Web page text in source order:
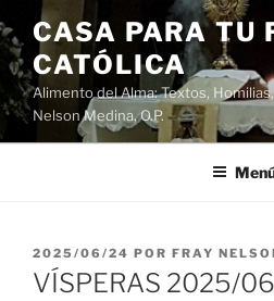
Saltar
al
contenido
CASA PARA TU
CATÓLICA
Alimento del Alma: Textos,
Nelson Medina, O.P.
PUBLICADO
EL
2025/06/24 POR FRAY
VÍSPERAS 2025/